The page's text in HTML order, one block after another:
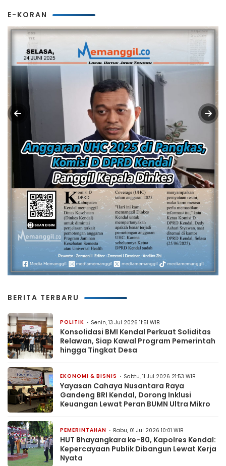
E-KORAN
BERITA TERBARU
POLITIK Senin, 13 Jul 2026 11:51 WIB
Konsolidasi BMI Kendal Perkuat Soliditas
Relawan, Siap Kawal Program Pemerintah
hingga Tingkat Desa
EKONOMI & BISNIS Sabtu, 11 Jul 2026 21:53 WIB
Yayasan Cahaya Nusantara Raya
Gandeng BRI Kendal, Dorong Inklusi
Keuangan Lewat Peran BUMN Ultra Mikro
PEMERINTAHAN Rabu, 01 Jul 2026 10:01 WIB
HUT Bhayangkara ke-80, Kapolres Kendal:
Kepercayaan Publik Dibangun Lewat Kerja
Nyata